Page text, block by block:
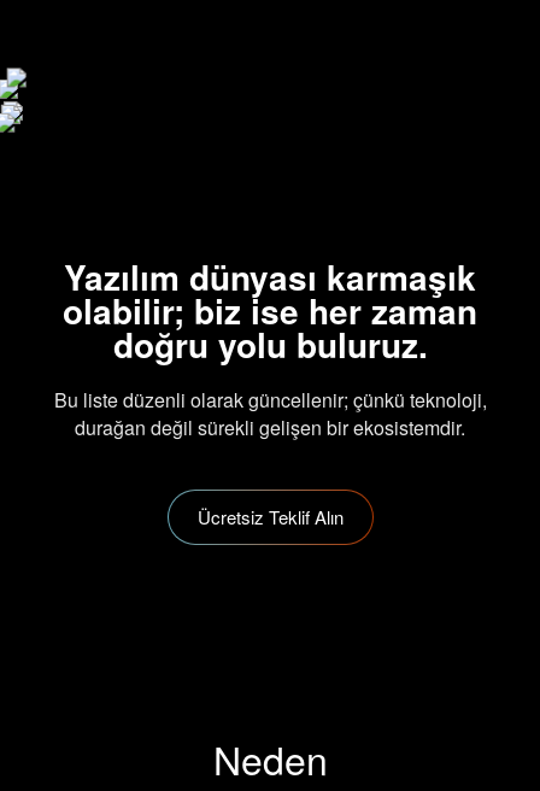
Yazılım dünyası karmaşık
olabilir; biz ise her zaman
doğru yolu buluruz.
Bu liste düzenli olarak güncellenir; çünkü teknoloji,
durağan değil sürekli gelişen bir ekosistemdir.
Ücretsiz Teklif Alın
Neden